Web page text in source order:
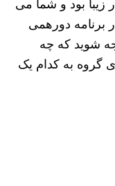
زیبا بود و شما می
برنامه دورهمی
شوید که چه
گروه به کدام یک